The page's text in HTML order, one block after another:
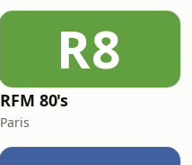
R8
RFM 80's
Paris